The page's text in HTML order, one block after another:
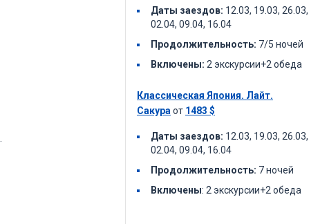
Даты заездов: 12.03, 19.03, 26.03,
02.04, 09.04, 16.04
Продолжительность: 7/5 ночей
Включены: 2 экскурсии+2 обеда
Классическая Япония. Лайт.
Сакура от 1483 $
Даты заездов: 12.03, 19.03, 26.03,
02.04, 09.04, 16.04
Продолжительность: 7 ночей
Включены: 2 экскурсии+2 обеда